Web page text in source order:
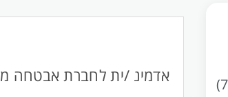
אדמינ /ית לחברת אבטחה